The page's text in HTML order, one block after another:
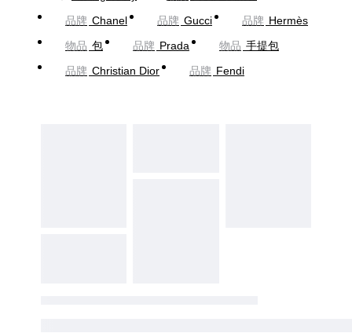
品牌 Chanel 品牌 Gucci 品牌 Hermès
物品 包 品牌 Prada 物品 手提包
品牌 Christian Dior 品牌 Fendi